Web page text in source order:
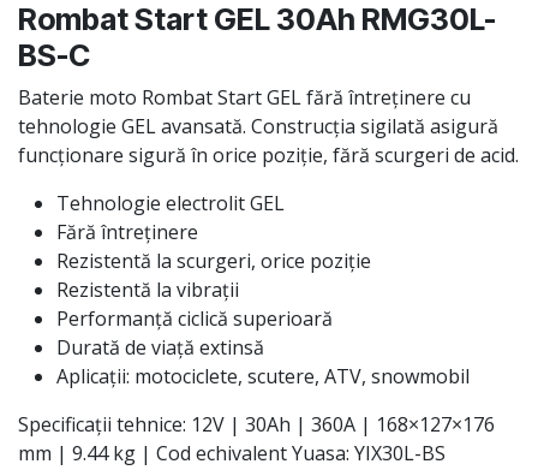
Rombat Start GEL 30Ah RMG30L-
BS-C
Baterie moto Rombat Start GEL fără întreținere cu
tehnologie GEL avansată. Construcția sigilată asigură
funcționare sigură în orice poziție, fără scurgeri de acid.
Tehnologie electrolit GEL
Fără întreținere
Rezistentă la scurgeri, orice poziție
Rezistentă la vibrații
Performanță ciclică superioară
Durată de viață extinsă
Aplicații: motociclete, scutere, ATV, snowmobil
Specificații tehnice: 12V | 30Ah | 360A | 168×127×176
mm | 9.44 kg | Cod echivalent Yuasa: YIX30L-BS